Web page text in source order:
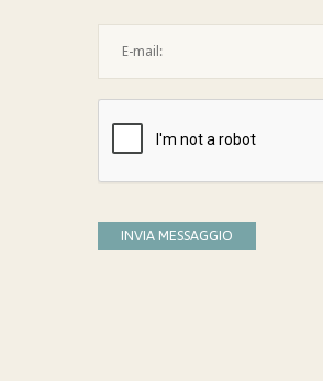
INVIA MESSAGGIO